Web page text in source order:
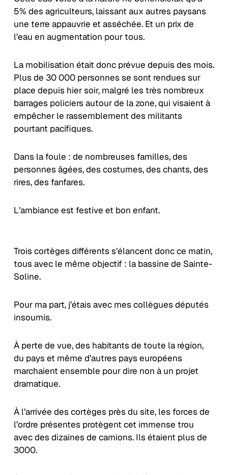
5% des agriculteurs, laissant aux autres paysans
une terre appauvrie et asséchée. Et un prix de
l’eau en augmentation pour tous.
La mobilisation était donc prévue depuis des mois.
Plus de 30 000 personnes se sont rendues sur
place depuis hier soir, malgré les très nombreux
barrages policiers autour de la zone, qui visaient à
empêcher le rassemblement des militants
pourtant pacifiques.
Dans la foule : de nombreuses familles, des
personnes âgées, des costumes, des chants, des
rires, des fanfares.
L’ambiance est festive et bon enfant.
Trois cortèges différents s’élancent donc ce matin,
tous avec le même objectif : la bassine de Sainte-
Soline.
Pour ma part, j’étais avec mes collègues députés
insoumis.
À perte de vue, des habitants de toute la région,
du pays et même d’autres pays européens
marchaient ensemble pour dire non à un projet
dramatique.
À l’arrivée des cortèges près du site, les forces de
l’ordre présentes protègent cet immense trou
avec des dizaines de camions. Ils étaient plus de
3000.